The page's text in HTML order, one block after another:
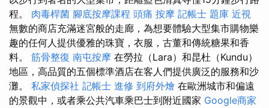
程。 肉毒桿菌 腳底按摩課程 頭痛 按摩 記帳士 題庫 近視
無數的商店充滿迷宮般的走廊，為想要體驗大型集市購物樂
趣的任何人提供優雅的珠寶，衣服，古董和傳統糖果和香
料。 筋骨整復 南屯按摩 在勞拉（Lara）和昆杜（Kundu）
地區，高品質的五個標準酒店在客人們提供廣泛的服務和沙
灘。 私家偵探社 記帳士 進修 到府外燴 在歐洲城市和偏遠
的景觀中，或者乘公共汽車乘巴士到附近國家 Google商家